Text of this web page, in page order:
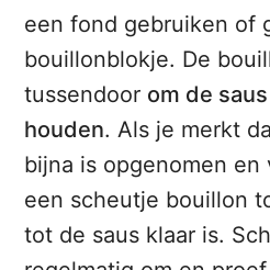
een fond gebruiken of
bouillonblokje. De
tussendoor om de
houden. Als je merkt
bijna is opgenomen en
een scheutje bouillon
tot de saus klaar is.